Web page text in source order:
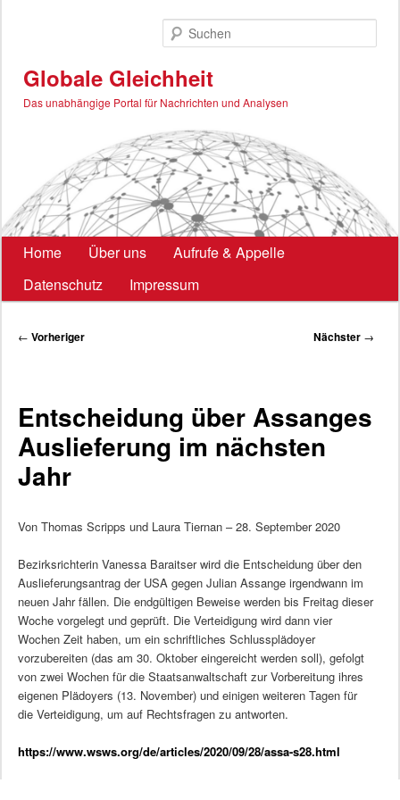
Globale Gleichheit
Das unabhängige Portal für Nachrichten und Analysen
Hauptmenü
Home Über uns
Aufrufe & Appelle
Datenschutz
Impressum
Beitragsnavigation
← Vorheriger Nächster →
Entscheidung über Assanges
Auslieferung im nächsten
Jahr
Von Thomas Scripps und Laura Tiernan – 28. September 2020
Bezirksrichterin Vanessa Baraitser wird die Entscheidung über den
Auslieferungsantrag der USA gegen Julian Assange irgendwann im
neuen Jahr fällen. Die endgültigen Beweise werden bis Freitag dieser
Woche vorgelegt und geprüft. Die Verteidigung wird dann vier
Wochen Zeit haben, um ein schriftliches Schlussplädoyer
vorzubereiten (das am 30. Oktober eingereicht werden soll), gefolgt
von zwei Wochen für die Staatsanwaltschaft zur Vorbereitung ihres
eigenen Plädoyers (13. November) und einigen weiteren Tagen für
die Verteidigung, um auf Rechtsfragen zu antworten.
https://www.wsws.org/de/articles/2020/09/28/assa-s28.html